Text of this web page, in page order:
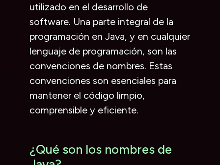
utilizado en el desarrollo de
software. Una parte integral de la
programación en Java, y en cualquier
lenguaje de programación, son las
convenciones de nombres. Estas
convenciones son esenciales para
mantener el código limpio,
comprensible y eficiente.
¿Qué son los nombres de